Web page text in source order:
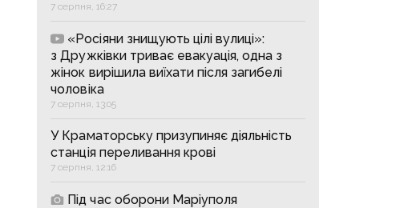
7 серпня, 16:27
«Росіяни знищують цілі вулиці»:
з Дружківки триває евакуація, одна з
жінок вирішила виїхати після загибелі
чоловіка
7 серпня, 13:05
У Краматорську призупиняє діяльність
станція переливання крові
7 серпня, 12:16
Під час оборони Маріуполя